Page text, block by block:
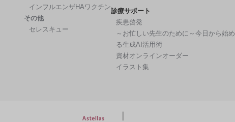
インフルエンザHAワクチン
その他
セレスキュー
診療サポート
疾患啓発
～お忙しい先生のために～今日から始め
る生成AI活用術
資材オンラインオーダー
イラスト集